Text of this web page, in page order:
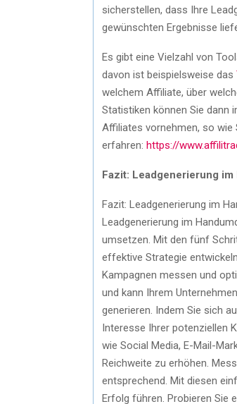
sicherstellen, dass Ihre
gewünschten Ergebnisse
Es gibt eine Vielzahl von
davon ist beispielsweise das
welchem Affiliate, über
Statistiken können Sie dann
Affiliates vornehmen, so wie
erfahren: https://
Fazit: Leadgenerierung
Fazit: Leadgenerierung im
Leadgenerierung im
umsetzen. Mit den fünf
effektive Strategie
Kampagnen messen und
und kann Ihrem
generieren. Indem Sie sich
Interesse Ihrer potenziellen
wie Social Media, E-Mail-
Reichweite zu erhöhen.
entsprechend. Mit diesen
Erfolg führen. Probieren Sie